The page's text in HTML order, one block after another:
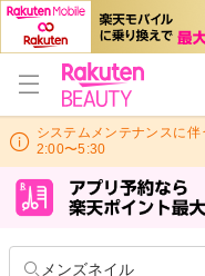
システムメンテナンスに
2:00〜5:30
メンズネイル